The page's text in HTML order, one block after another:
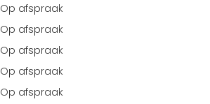
Op afspraak
Op afspraak
Op afspraak
Op afspraak
Op afspraak